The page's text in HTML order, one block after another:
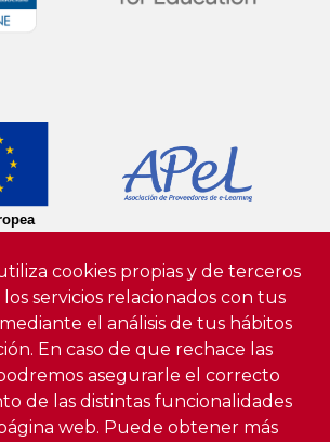
cookies propias y de terceros
servicios relacionados con tus
el análisis de tus hábitos
En caso de que rechace las
asegurarle el correcto
de las distintas funcionalidades
web. Puede obtener más